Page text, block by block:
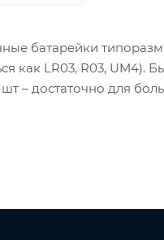
батарейки
как LR03, R03, UM4).
– достаточно для